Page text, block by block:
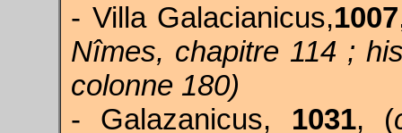
- Villa Galacianicus,1007
Nîmes, chapitre 114 ;
colonne 180)
- Galazanicus, 1031, (